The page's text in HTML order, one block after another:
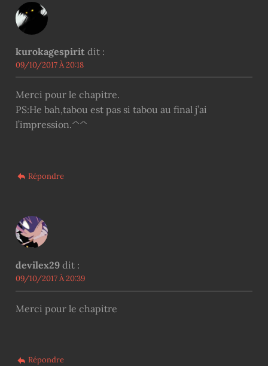
kurokagespirit dit :
09/10/2017 À 20:18
Merci pour le chapitre.
PS:He bah,tabou est pas si tabou au final j’ai
l’impression.^^
Répondre
devilex29 dit :
09/10/2017 À 20:39
Merci pour le chapitre
Répondre